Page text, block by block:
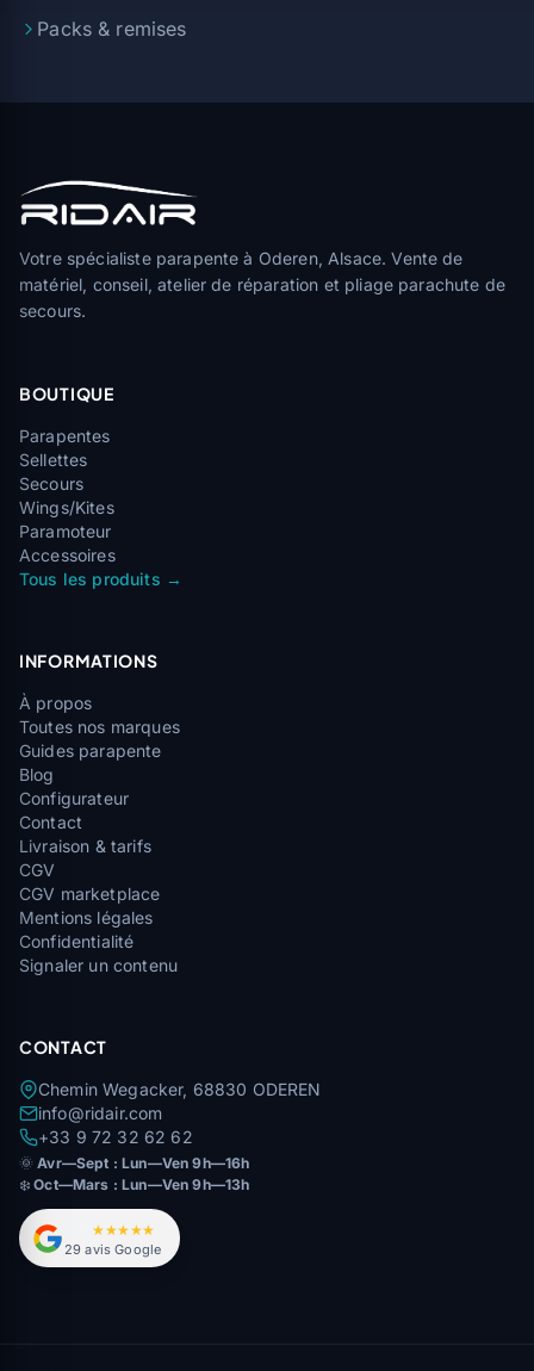
Packs & remises
Votre spécialiste parapente à Oderen, Alsace. Vente de
matériel, conseil, atelier de réparation et pliage parachute de
secours.
BOUTIQUE
Parapentes
Sellettes
Secours
Wings/Kites
Paramoteur
Accessoires
Tous les produits →
INFORMATIONS
À propos
Toutes nos marques
Guides parapente
Blog
Configurateur
Contact
Livraison & tarifs
CGV
CGV marketplace
Mentions légales
Confidentialité
Signaler un contenu
CONTACT
Chemin Wegacker, 68830 ODEREN
info@ridair.com
+33 9 72 32 62 62
🌞Avr—Sept : Lun—Ven 9h—16h
❄️Oct—Mars : Lun—Ven 9h—13h
★★★★★
29 avis Google